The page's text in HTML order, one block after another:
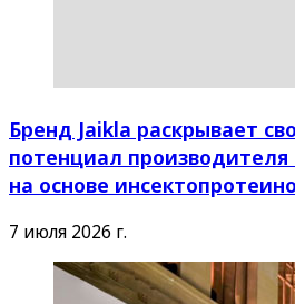
Бренд Jaikla раскрывает
потенциал
на основе
7 июля 2026 г.